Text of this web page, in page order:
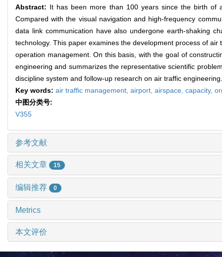
Abstract: It has been more than 100 years since the birth of
Compared with the visual navigation and high-frequency
data link communication have also undergone earth-shaking
technology. This paper examines the development process of
operation management. On this basis, with the goal of
engineering and summarizes the representative scientific
discipline system and follow-up research on air traffic engineering.
Key words: air traffic management, airport, airspace, capacity,
中图分类号:
V355
参考文献
相关文章 15
编辑推荐 0
Metrics
本文评价